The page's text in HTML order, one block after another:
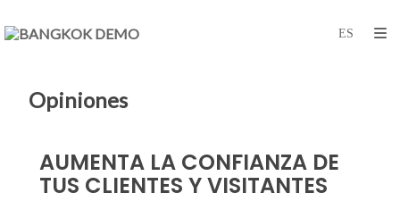
Opiniones
AUMENTA LA CONFIANZA DE
TUS CLIENTES Y VISITANTES